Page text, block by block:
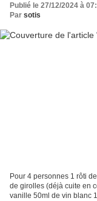
Publié le 27/12/2024 à
Par sotis
Pour 4 personnes 1 rôti
de girolles (déjà cuite en
vanille 50ml de vin blanc